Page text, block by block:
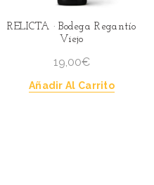
RELICTA · Bodega Regantío
Viejo
19,00€
Añadir Al Carrito